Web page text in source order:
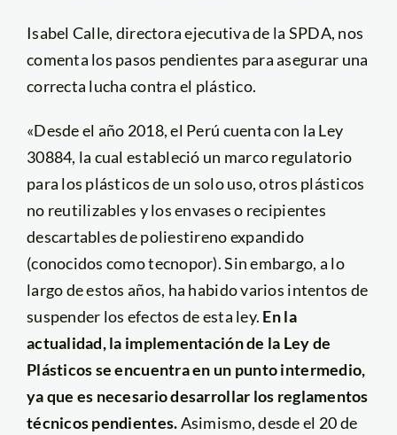
Isabel Calle, directora ejecutiva de la SPDA, nos
comenta los pasos pendientes para asegurar una
correcta lucha contra el plástico.
«Desde el año 2018, el Perú cuenta con la Ley
30884, la cual estableció un marco regulatorio
para los plásticos de un solo uso, otros plásticos
no reutilizables y los envases o recipientes
descartables de poliestireno expandido
(conocidos como tecnopor). Sin embargo, a lo
largo de estos años, ha habido varios intentos de
suspender los efectos de esta ley. En la
actualidad, la implementación de la Ley de
Plásticos se encuentra en un punto intermedio,
ya que es necesario desarrollar los reglamentos
técnicos pendientes.Asimismo, desde el 20 de